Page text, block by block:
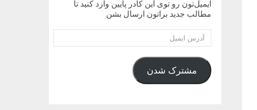
ایمیل‌تون رو توی این کادر پایین وارد کنید تا
مطالب جدید براتون ارسال بشن
آدرس
ایمیل
مشترک شدن